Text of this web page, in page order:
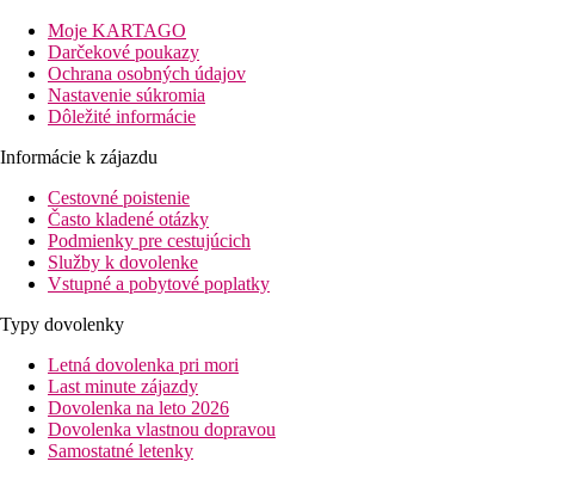
dispozícii zadarmo. Izbový servis a služba prania bielizne sú prípadne
Stravovanie:
Polpenzia: vrátane raňajok a večere.
Ďalšie informácie:
Jazyky: angličtina a taliančina. Kreditné karty: Euro/MasterCard a
Standard Pokoj (Terasa S Jacuzzi):
Izby sú vybavené vírivkou.
Štandard Izba (Výhľad Na Záhradu, Balkón):
Izby sú vybavené balkónom.
Vzdialenosti
300 m
Centrum mesta
300 m
Bary/krčmičky
Moje KARTAGO
Darčekové poukazy
Ochrana osobných údajov
Nastavenie súkromia
Dôležité informácie
Informácie k zájazdu
Cestovné poistenie
Často kladené otázky
Podmienky pre cestujúcich
Služby k dovolenke
Vstupné a pobytové poplatky
Typy dovolenky
Letná dovolenka pri mori
Last minute zájazdy
Dovolenka na leto 2026
Dovolenka vlastnou dopravou
Samostatné letenky